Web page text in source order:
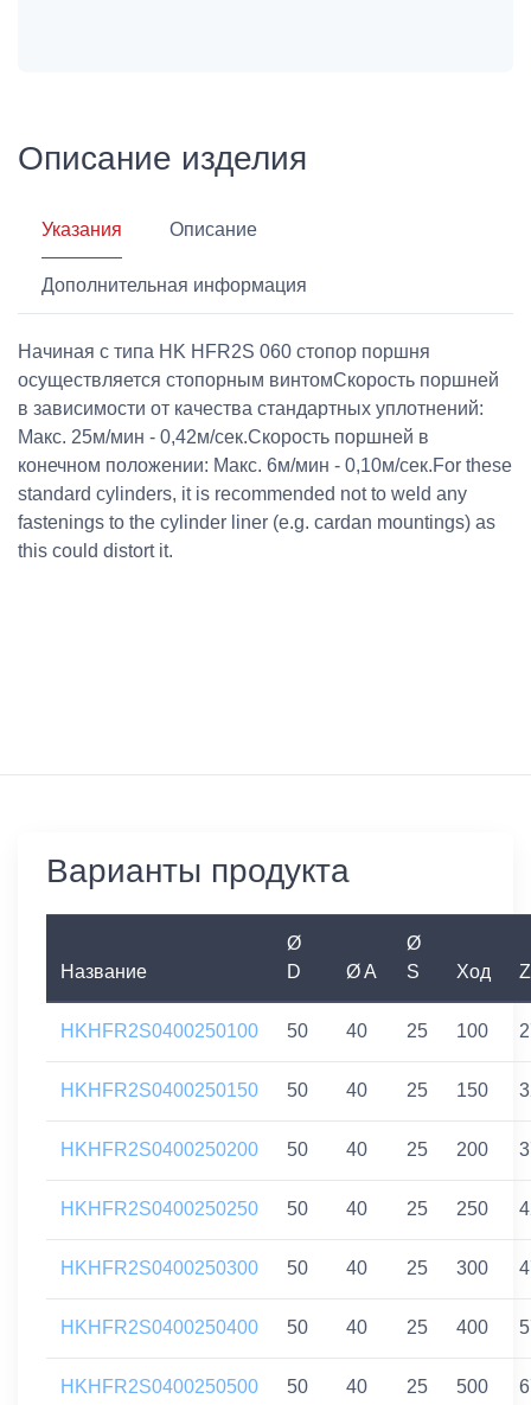
Описание изделия
Указания Описание
Дополнительная информация
Начиная с типа HK HFR2S 060 стопор поршня
осуществляется стопорным винтомСкорость поршней
в зависимости от качества стандартных уплотнений:
Макс. 25м/мин - 0,42м/сек.Скорость поршней в
конечном положении: Макс. 6м/мин - 0,10м/сек.For these
standard cylinders, it is recommended not to weld any
fastenings to the cylinder liner (e.g. cardan mountings) as
this could distort it.
Варианты продукта
Название
Ø
D
Ø A
Ø
S
Ход Z
HKHFR2S0400250100 50 40 25 100
HKHFR2S0400250150 50 40 25 150
HKHFR2S0400250200 50 40 25 200
HKHFR2S0400250250 50 40 25 250
HKHFR2S0400250300 50 40 25 300
HKHFR2S0400250400 50 40 25 400
HKHFR2S0400250500 50 40 25 500